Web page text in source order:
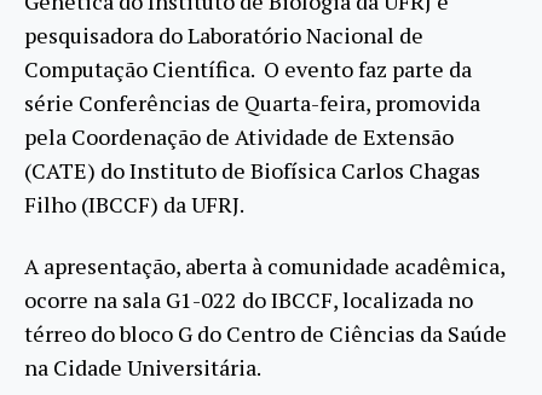
pesquisadora do Laboratório Nacional de
Computação Científica. O evento faz parte da
série Conferências de Quarta-feira, promovida
pela Coordenação de Atividade de Extensão
(CATE) do Instituto de Biofísica Carlos Chagas
Filho (IBCCF) da UFRJ.
A apresentação, aberta à comunidade acadêmica,
ocorre na sala G1-022 do IBCCF, localizada no
térreo do bloco G do Centro de Ciências da Saúde
na Cidade Universitária.